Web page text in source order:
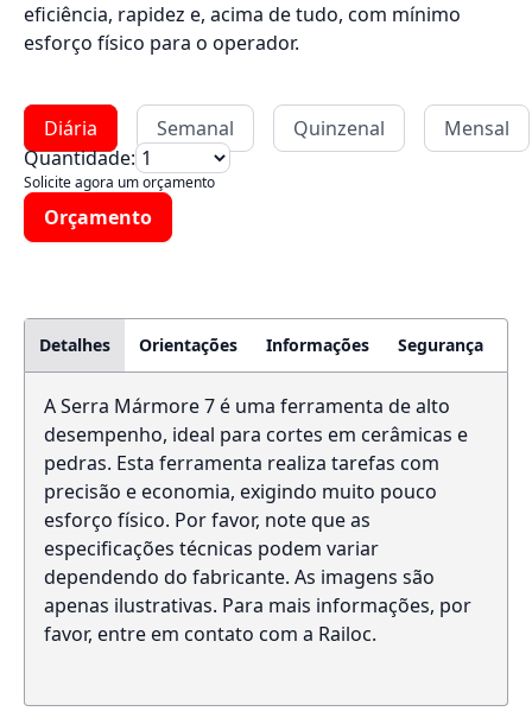
eficiência, rapidez e, acima de tudo, com mínimo
esforço físico para o operador.
Diária Semanal Quinzenal
Mensal
Quantidade:
Solicite agora um orçamento
Orçamento
Detalhes Orientações Informações Segurança
A Serra Mármore 7 é uma ferramenta de alto
desempenho, ideal para cortes em cerâmicas e
pedras. Esta ferramenta realiza tarefas com
precisão e economia, exigindo muito pouco
esforço físico. Por favor, note que as
especificações técnicas podem variar
dependendo do fabricante. As imagens são
apenas ilustrativas. Para mais informações, por
favor, entre em contato com a Railoc.